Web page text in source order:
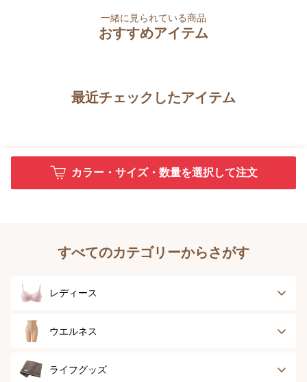
一緒に見られている商品
おすすめアイテム
最近チェックしたアイテム
カラー・サイズ・数量を選択して注文
すべてのカテゴリーからさがす
レディース
ブラジャー
ボディースーツ
ウエルネス
健康サポート
ライフグッズ